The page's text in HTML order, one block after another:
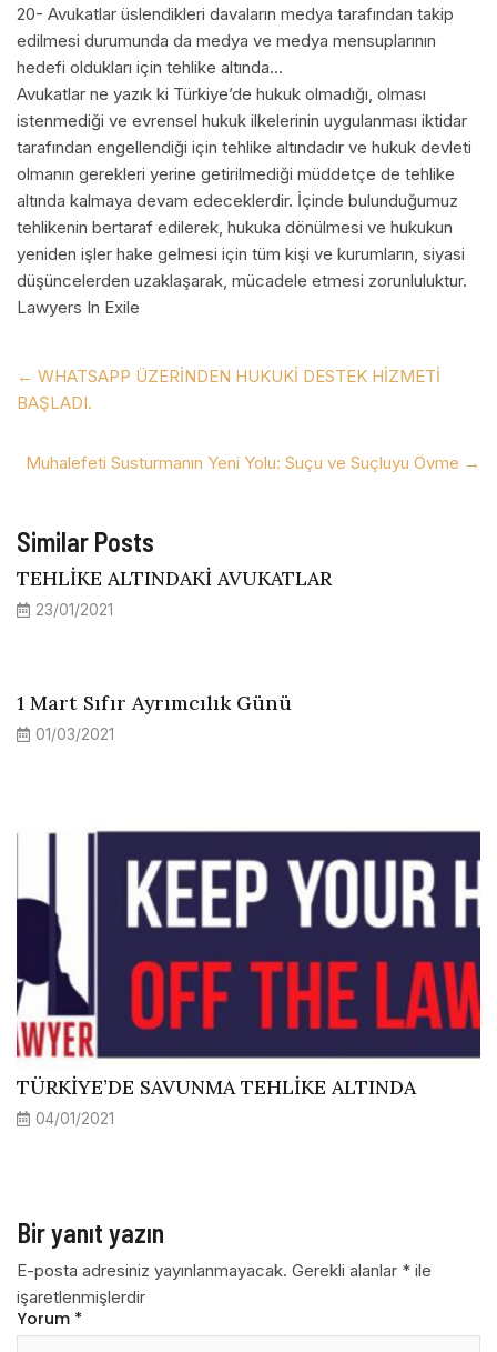
20- Avukatlar üslendikleri davaların medya tarafından takip
edilmesi durumunda da medya ve medya mensuplarının
hedefi oldukları için tehlike altında…
Avukatlar ne yazık ki Türkiye’de hukuk olmadığı, olması
istenmediği ve evrensel hukuk ilkelerinin uygulanması iktidar
tarafından engellendiği için tehlike altındadır ve hukuk devleti
olmanın gerekleri yerine getirilmediği müddetçe de tehlike
altında kalmaya devam edeceklerdir. İçinde bulunduğumuz
tehlikenin bertaraf edilerek, hukuka dönülmesi ve hukukun
yeniden işler hake gelmesi için tüm kişi ve kurumların, siyasi
düşüncelerden uzaklaşarak, mücadele etmesi zorunluluktur.
Lawyers In Exile
← WHATSAPP ÜZERİNDEN HUKUKİ DESTEK HİZMETİ
BAŞLADI.
Muhalefeti Susturmanın Yeni Yolu: Suçu ve Suçluyu Övme →
Similar Posts
TEHLİKE ALTINDAKİ AVUKATLAR
23/01/2021
1 Mart Sıfır Ayrımcılık Günü
01/03/2021
TÜRKİYE’DE SAVUNMA TEHLİKE ALTINDA
04/01/2021
Bir yanıt yazın
E-posta adresiniz yayınlanmayacak. Gerekli alanlar * ile
işaretlenmişlerdir
Yorum *